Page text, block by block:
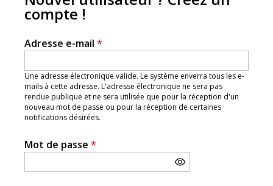
compte !
Adresse e-mail *
Une adresse électronique valide. Le système enverra tous les e-
mails à cette adresse. L'adresse électronique ne sera pas
rendue publique et ne sera utilisée que pour la réception d'un
nouveau mot de passe ou pour la réception de certaines
notifications désirées.
Mot de passe *